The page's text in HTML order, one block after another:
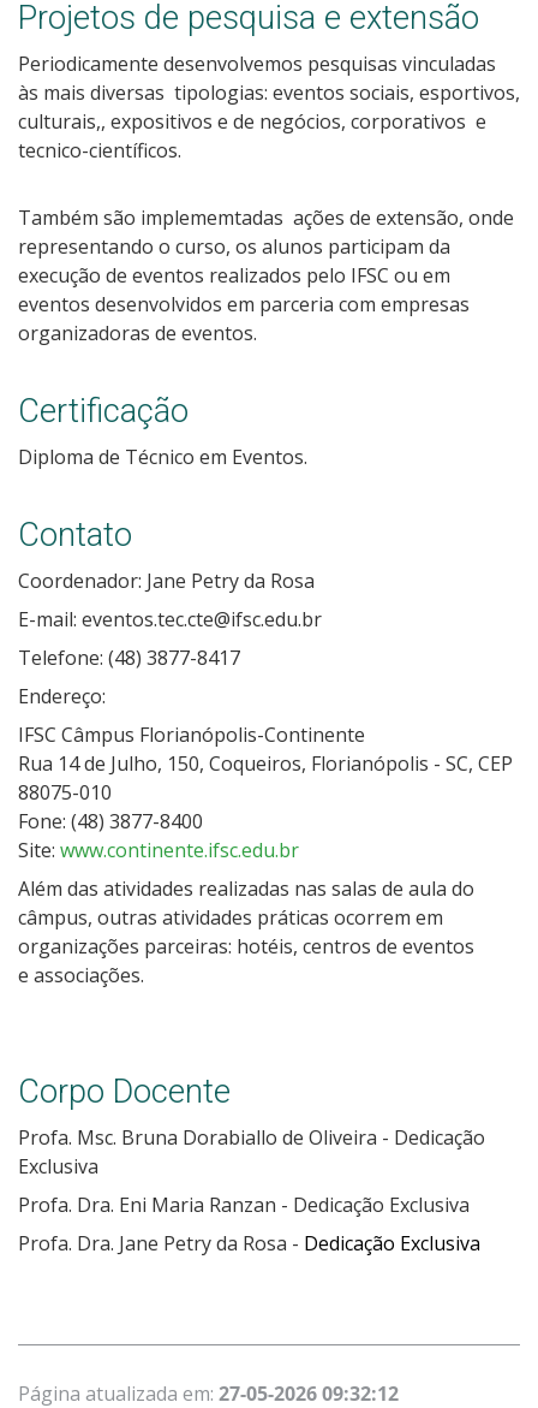
Projetos de pesquisa e extensão
Periodicamente desenvolvemos pesquisas vinculadas
às mais diversas tipologias: eventos sociais, esportivos,
culturais,, expositivos e de negócios, corporativos e
tecnico-científicos.
Também são implememtadas ações de extensão, onde
representando o curso, os alunos participam da
execução de eventos realizados pelo IFSC ou em
eventos desenvolvidos em parceria com empresas
organizadoras de eventos.
Certificação
Diploma de Técnico em Eventos.
Contato
Coordenador: Jane Petry da Rosa
E-mail: eventos.tec.cte@ifsc.edu.br
Telefone: (48) 3877-8417
Endereço:
IFSC Câmpus Florianópolis-Continente
Rua 14 de Julho, 150, Coqueiros, Florianópolis - SC, CEP
88075-010
Fone: (48) 3877-8400
Site: www.continente.ifsc.edu.br
Além das atividades realizadas nas salas de aula do
câmpus, outras atividades práticas ocorrem em
organizações parceiras: hotéis, centros de eventos
e associações.
Corpo Docente
Profa. Msc. Bruna Dorabiallo de Oliveira - Dedicação
Exclusiva
Profa. Dra. Eni Maria Ranzan - Dedicação Exclusiva
Profa. Dra. Jane Petry da Rosa - Dedicação Exclusiva
Página atualizada em: 27-05-2026 09:32:12